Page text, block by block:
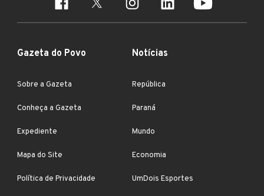
Gazeta do Povo
Sobre a Gazeta
Conheça a Gazeta
Expediente
Mapa do Site
Política de Privacidade
Notícias
República
Paraná
Mundo
Economia
UmDois Esportes